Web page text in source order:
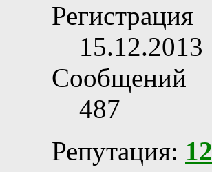
Регистрация
15.12.2013
Сообщений
487
Репутация: 12